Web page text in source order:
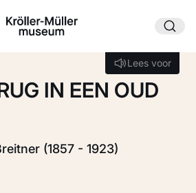
Lees voor
Lees voor
IN EEN OUD
(1857 - 1923)